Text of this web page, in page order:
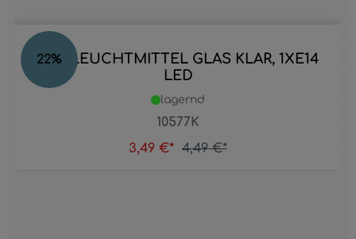
22%
LED LEUCHTMITTEL GLAS KLAR, 1XE14
LED
10577K
lagernd
3,49 €* 4,49 €*